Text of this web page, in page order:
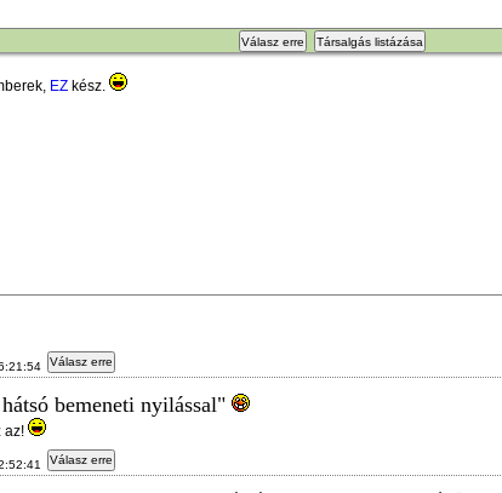
Válasz erre Társalgás listázása
EZkész.
Válasz erre
bemeneti nyilással"
az!
Válasz erre